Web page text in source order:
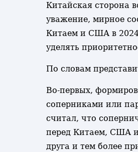
Китайская сторона
уважение, мирное
Китаем и США в 2024
уделять
По словам
Во-первых,
соперниками или
считал, что
перед Китаем, США
друга и тем более